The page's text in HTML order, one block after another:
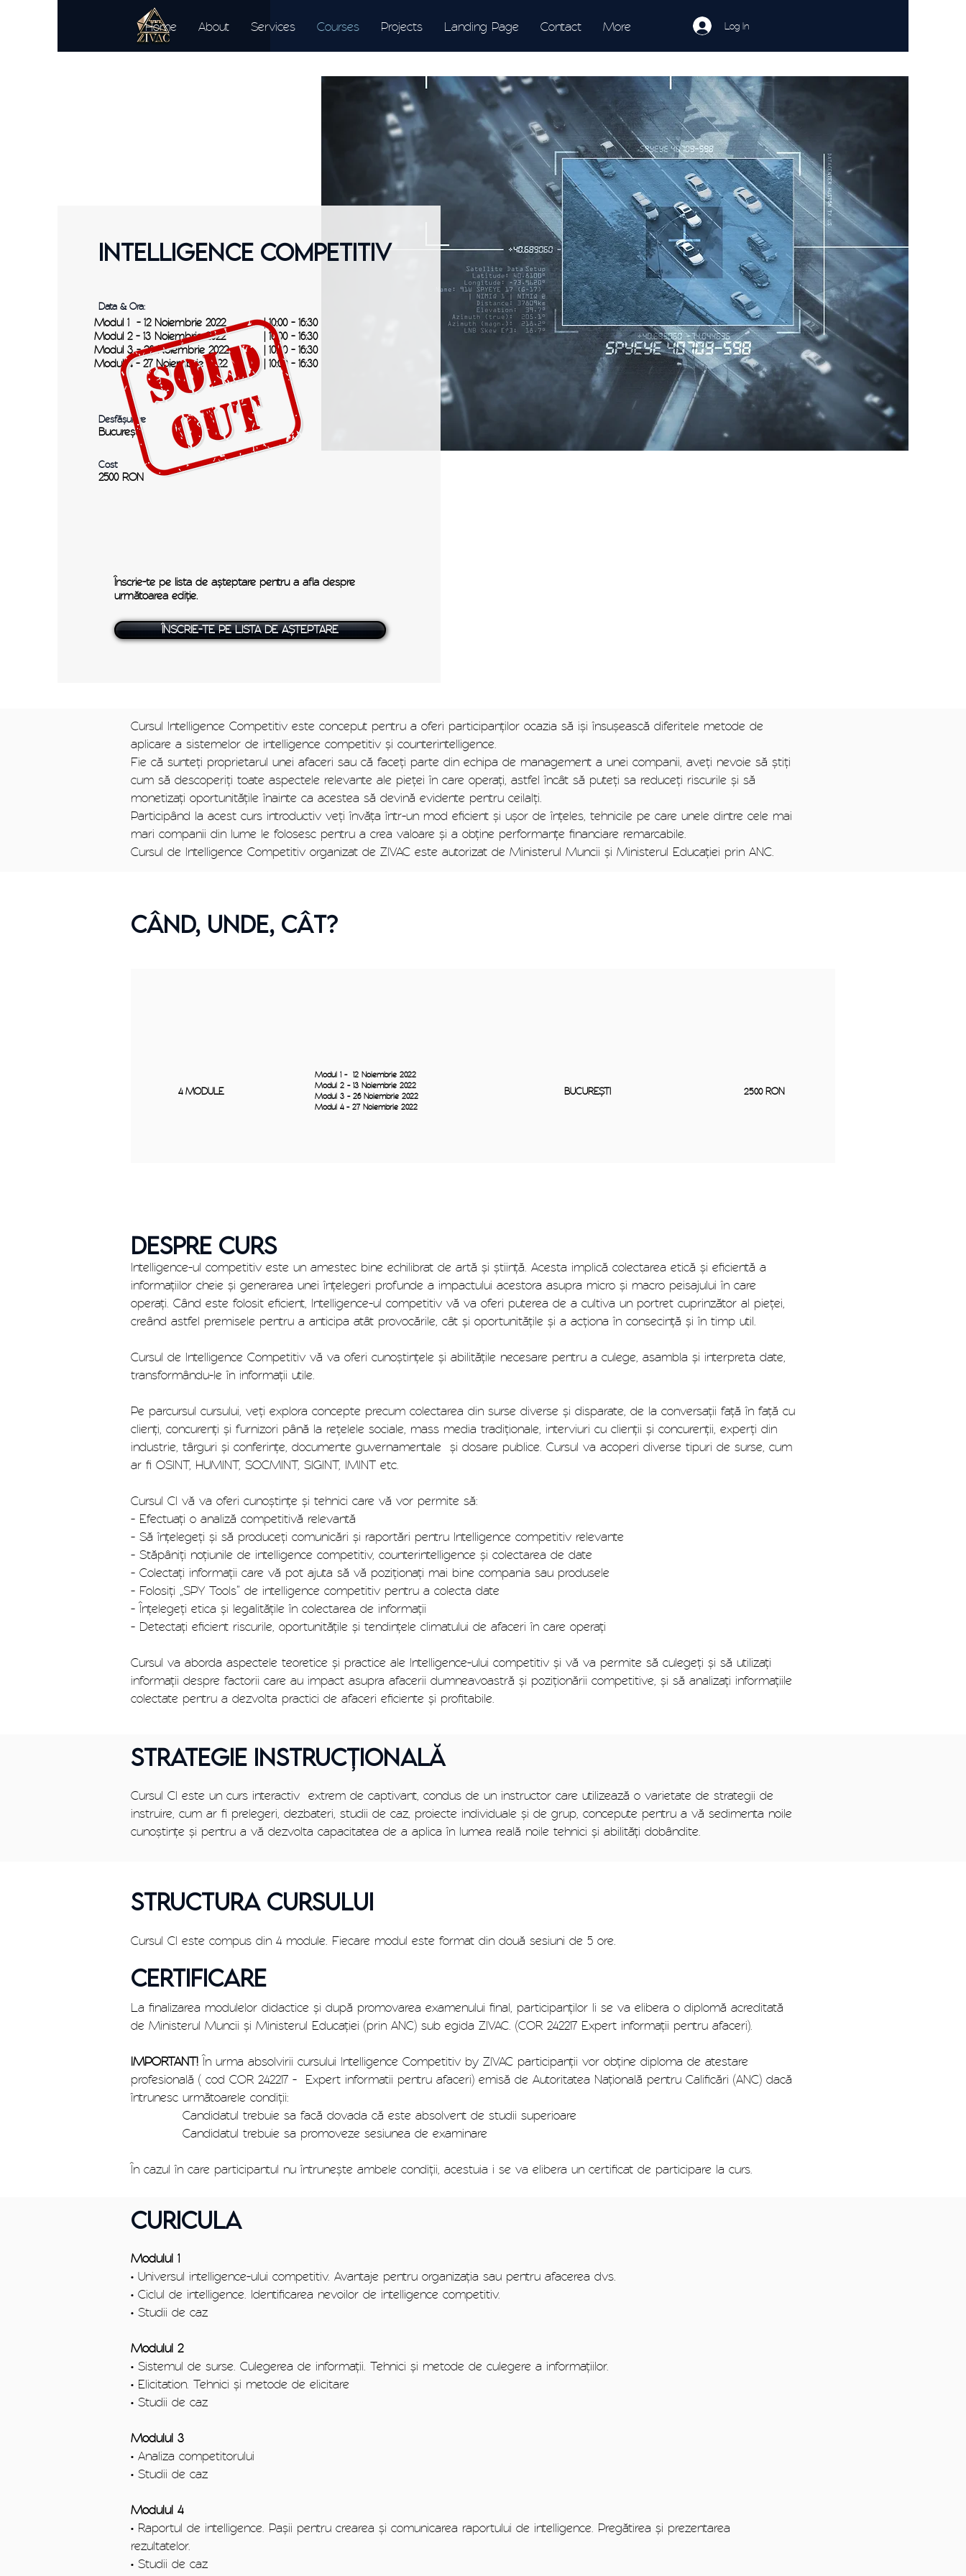
Home About Services Courses Projects Landing Page Contact More Log In
INTELLIGENCE COMPETITIV
Data & Ora:
Modul 1 - 12 Noiembrie 2022
Modul 2 - 13 Noiembrie 2022
Modul 3 - 26 Noiembrie 2022
Modul 4 - 27 Noiembrie 2022
| 10:00 - 16:30
| 10:00 - 16:30
| 10:00 - 16:30
| 10:00 - 16:30
Desfășurare
București
Cost
2500 RON
​Înscrie-te pe lista de așteptare pentru a afla despre
următoarea ediție.
ÎNSCRIE-TE PE LISTA DE AȘTEPTARE
Cursul Intelligence Competitiv este conceput pentru a oferi participanților ocazia să iși însușească diferitele metode de
aplicare a sistemelor de intelligence competitiv și counterintelligence.
Fie că sunteți proprietarul unei afaceri sau că faceți parte din echipa de management a unei companii, aveți nevoie să știți
cum să descoperiți toate aspectele relevante ale pieței în care operați, astfel încât să puteți sa reduceți riscurile și să
monetizați oportunitățile înainte ca acestea să devină evidente pentru ceilalți.
Participând la acest curs introductiv veți învăța într-un mod eficient și ușor de înțeles, tehnicile pe care unele dintre cele mai
mari companii din lume le folosesc pentru a crea valoare și a obține performanțe financiare remarcabile.
Cursul de Intelligence Competitiv organizat de ZIVAC este autorizat de Ministerul Muncii și Ministerul Educației prin ANC.
când, unde, cât?
4 MODULE
Modul 1 - 12 Noiembrie 2022
Modul 2 - 13 Noiembrie 2022
Modul 3 - 26 Noiembrie 2022
Modul 4 - 27 Noiembrie 2022
BUCUREȘTI 2500 RON
DESPRE CURS
Intelligence-ul competitiv este un amestec bine echilibrat de artă și știință. Acesta implică colectarea etică și eficientă a
informațiilor cheie și generarea unei înțelegeri profunde a impactului acestora asupra micro și macro peisajului în care
operați. Când este folosit eficient, Intelligence-ul competitiv vă va oferi puterea de a cultiva un portret cuprinzător al pieței,
creând astfel premisele pentru a anticipa atât provocările, cât și oportunitățile și a acționa în consecință și în timp util.
Cursul de Intelligence Competitiv vă va oferi cunoștințele și abilitățile necesare pentru a culege, asambla și interpreta date,
transformându-le în informații utile.
Pe parcursul cursului, veți explora concepte precum colectarea din surse diverse și disparate, de la conversații față în față cu
clienți, concurenți și furnizori până la rețelele sociale, mass media tradiționale, interviuri cu clienții și concurenții, experți din
industrie, târguri și conferințe, documente guvernamentale și dosare publice. Cursul va acoperi diverse tipuri de surse, cum
ar fi OSINT, HUMINT, SOCMINT, SIGINT, IMINT etc.
Cursul CI vă va oferi cunoștințe și tehnici care vă vor permite să:
- Efectuați o analiză competitivă relevantă
- Să înțelegeți și să produceți comunicări și raportări pentru Intelligence competitiv relevante
- Stăpâniți noțiunile de intelligence competitiv, counterintelligence și colectarea de date
- Colectați informații care vă pot ajuta să vă poziționați mai bine compania sau produsele
- Folosiți „SPY Tools” de intelligence competitiv pentru a colecta date
- Înțelegeți etica și legalitățile în colectarea de informații
- Detectați eficient riscurile, oportunitățile și tendințele climatului de afaceri în care operați
Cursul va aborda aspectele teoretice și practice ale Intelligence-ului competitiv și vă va permite să culegeți și să utilizați
informații despre factorii care au impact asupra afacerii dumneavoastră și poziționării competitive, și să analizați informațiile
colectate pentru a dezvolta practici de afaceri eficiente și profitabile.
STRATEGIE INSTRUCȚIONALĂ
Cursul CI este un curs interactiv extrem de captivant, condus de un instructor care utilizează o varietate de strategii de
instruire, cum ar fi prelegeri, dezbateri, studii de caz, proiecte individuale și de grup, concepute pentru a vă sedimenta noile
cunoștințe și pentru a vă dezvolta capacitatea de a aplica în lumea reală noile tehnici și abilități dobândite.
STRUCTURA CURSULUI
Cursul CI este compus din 4 module. Fiecare modul este format din două sesiuni de 5 ore.
CERTIFICARE
La finalizarea modulelor didactice și după promovarea examenului final, participanților li se va elibera o diplomă acreditată
de Ministerul Muncii și Ministerul Educației (prin ANC) sub egida ZIVAC. (COR 242217 Expert informații pentru afaceri).
IMPORTANT! În urma absolvirii cursului Intelligence Competitiv by ZIVAC participanții vor obține diploma de atestare
profesională ( cod COR 242217 - Expert informatii pentru afaceri) emisă de Autoritatea Națională pentru Calificări (ANC) dacă
întrunesc următoarele condiții:
Candidatul trebuie sa facă dovada că este absolvent de studii superioare
Candidatul trebuie sa promoveze sesiunea de examinare
În cazul în care participantul nu întrunește ambele condiții, acestuia i se va elibera un certificat de participare la curs.
CURICULA
Modulul 1
• Universul intelligence-ului competitiv. Avantaje pentru organizația sau pentru afacerea dvs.
• Ciclul de intelligence. Identificarea nevoilor de intelligence competitiv.
• Studii de caz
Modulul 2
• Sistemul de surse. Culegerea de informații. Tehnici și metode de culegere a informațiilor.
• Elicitation. Tehnici și metode de elicitare
• Studii de caz
Modulul 3
• Analiza competitorului
• Studii de caz
Modulul 4
• Raportul de intelligence. Pașii pentru crearea și comunicarea raportului de intelligence. Pregătirea și prezentarea
rezultatelor.
• Studii de caz